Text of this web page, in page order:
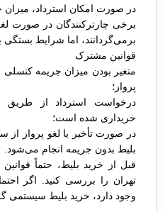
در صورت امکان استرداد، میزان
برخی چارترکنندگان در صورت
برمی‌گردانند، اما شرایط بستگی
قوانین مشترک
متغیر بودن میزان جریمه کنسلی
پرواز؛
درخواست استرداد از طریق
خریداری شده است؛
در صورت تأخیر یا لغو پرواز از
بلیط بدون جریمه انجام می‌شود.
قبل از خرید بلیط، حتماً قوانین
تهران را بررسی کنید. اگر
وجود دارد، خرید بلیط سیستمی